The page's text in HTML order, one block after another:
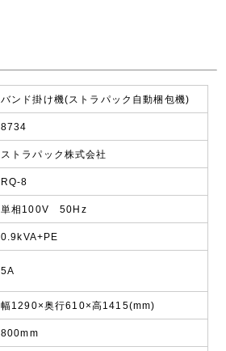
バンド掛け機(ストラパック自動梱包機)
8734
ストラパック株式会社
RQ-8
単相100V 50Hz
0.9kVA+PE
5A
幅1290×奥行610×高1415(mm)
800mm